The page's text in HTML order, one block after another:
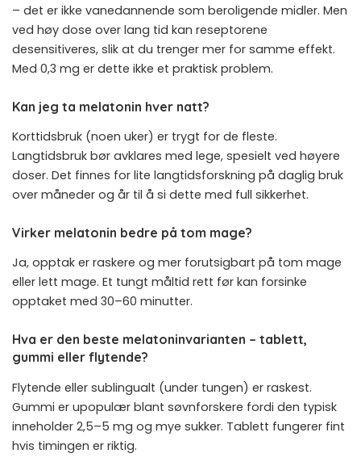
– det er ikke vanedannende som beroligende midler. Men
ved høy dose over lang tid kan reseptorene
desensitiveres, slik at du trenger mer for samme effekt.
Med 0,3 mg er dette ikke et praktisk problem.
Kan jeg ta melatonin hver natt?
Korttidsbruk (noen uker) er trygt for de fleste.
Langtidsbruk bør avklares med lege, spesielt ved høyere
doser. Det finnes for lite langtidsforskning på daglig bruk
over måneder og år til å si dette med full sikkerhet.
Virker melatonin bedre på tom mage?
Ja, opptak er raskere og mer forutsigbart på tom mage
eller lett mage. Et tungt måltid rett før kan forsinke
opptaket med 30–60 minutter.
Hva er den beste melatoninvarianten – tablett,
gummi eller flytende?
Flytende eller sublingualt (under tungen) er raskest.
Gummi er upopulær blant søvnforskere fordi den typisk
inneholder 2,5–5 mg og mye sukker. Tablett fungerer fint
hvis timingen er riktig.